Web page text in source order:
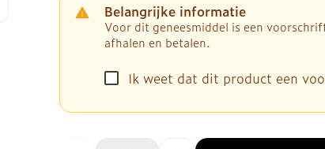
Belangrijke informatie
Voor dit geneesmiddel is een
afhalen en betalen.
Ik weet dat dit product een